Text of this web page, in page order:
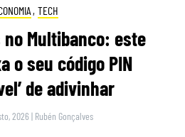
, TECH
Multibanco: este
o seu código PIN
de adivinhar
2026 | Rubén Gonçalves